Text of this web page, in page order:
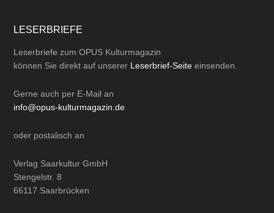
LESERBRIEFE
Leserbriefe zum OPUS Kulturmagazin
können Sie direkt auf unserer Leserbrief-Seite einsenden.
Gerne auch per E-Mail an
info@opus-kulturmagazin.de
oder postalisch an
Verlag Saarkultur GmbH
Stengelstr. 8
66117 Saarbrücken